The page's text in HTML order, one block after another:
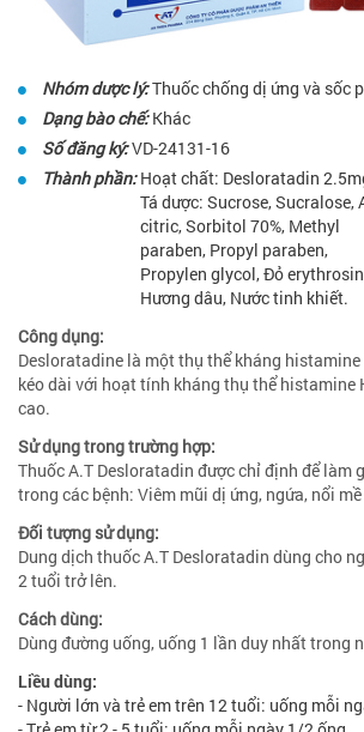
Nhóm dược lý:Thuốc chống dị ứng và sốc
Dạng bào chế:Khác
Số đăng ký:VD-24131-16
Thành phần: Hoạt chất: Desloratadin
Tá dược: Sucrose, Sucralose,
citric, Sorbitol 70%, Methyl
paraben, Propyl paraben,
Propylen glycol, Đỏ
Hương dâu, Nước tinh khiết.
Công dụng:
Desloratadine là một thụ thể kháng
kéo dài với hoạt tính kháng thụ thể histamine
cao.
Sử dụng trong trường hợp:
Thuốc A.T Desloratadin được chỉ định để làm
trong các bệnh: Viêm mũi dị ứng, ngứa, nổi
Đối tượng sử dụng:
Dung dịch thuốc A.T Desloratadin dùng cho
2 tuổi trở lên.
Cách dùng:
Dùng đường uống, uống 1 lần duy nhất trong
Liều dùng:
- Người lớn và trẻ em trên 12 tuổi: uống mỗi